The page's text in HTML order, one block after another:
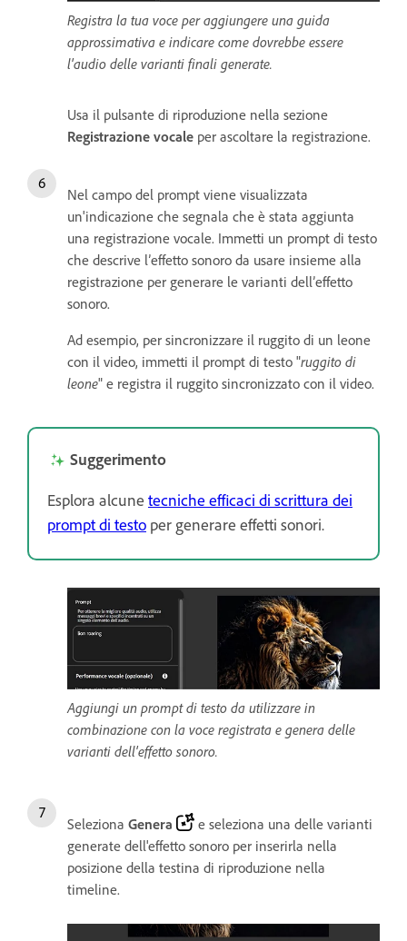
Registra la tua voce per aggiungere una guida
approssimativa e indicare come dovrebbe essere
l'audio delle varianti finali generate.
Usa il pulsante di riproduzione nella sezione
Registrazione vocale per ascoltare la registrazione.
Nel campo del prompt viene visualizzata
un'indicazione che segnala che è stata aggiunta
una registrazione vocale. Immetti un prompt di testo
che descrive l’effetto sonoro da usare insieme alla
registrazione per generare le varianti dell’effetto
sonoro.
Ad esempio, per sincronizzare il ruggito di un leone
con il video, immetti il prompt di testo "ruggito di
leone" e registra il ruggito sincronizzato con il video.
Suggerimento
Esplora alcune tecniche efficaci di scrittura dei
prompt di testo per generare effetti sonori.
Aggiungi un prompt di testo da utilizzare in
combinazione con la voce registrata e genera delle
varianti dell'effetto sonoro.
Seleziona Genera
e seleziona una delle varianti
generate dell'effetto sonoro per inserirla nella
posizione della testina di riproduzione nella
timeline.